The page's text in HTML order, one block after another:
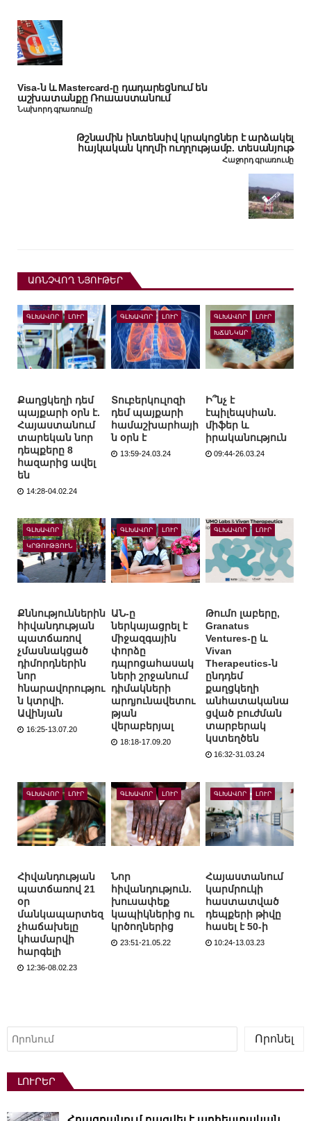
Visa-ն և Mastercard-ը դադարեցնում են
աշխատանքը Ռուսաստանում
Նախորդ գրառումը
Թշնամին ինտենսիվ կրակոցներ է արձակել
հայկական կողմի ուղղությամբ. տեսանյութ
Հաջորդ գրառումը
ԱՌՆՉՎՈՂ ՆՅՈՒԹԵՐ
ԳԼԽԱՎՈՐ ԼՈՒՐ
Քաղցկեղի դեմ
պայքարի օրն է.
Հայաստանում
տարեկան նոր
դեպքերը 8
հազարից ավել
են
14:28-04.02.24
ԳԼԽԱՎՈՐ ԼՈՒՐ
Տուբերկուլոզի
դեմ պայքարի
համաշխարհայի
ն օրն է
13:59-24.03.24
ԳԼԽԱՎՈՐ ԼՈՒՐ
ԽՃԱՆԿԱՐ
Ի՞նչ է
էպիլեպսիան.
միֆեր և
իրականություն
09:44-26.03.24
ԳԼԽԱՎՈՐ
ԿՐԹՈՒԹՅՈՒՆ
Քննություններին
հիվանդության
պատճառով
չմասնակցած
դիմորդներին
նոր
հնարավորությու
ն կտրվի.
Ավինյան
16:25-13.07.20
ԳԼԽԱՎՈՐ ԼՈՒՐ
ԱՆ-ը
ներկայացրել է
միջազգային
փորձը
դպրոցահասակ
ների շրջանում
դիմակների
արդյունավետու
թյան
վերաբերյալ
18:18-17.09.20
ԳԼԽԱՎՈՐ ԼՈՒՐ
Թումո լաբերը,
Granatus
Ventures-ը և
Vivan
Therapeutics-ն
ընդդեմ
քաղցկեղի
անհատականա
ցված բուժման
տարբերակ
կստեղծեն
16:32-31.03.24
ԳԼԽԱՎՈՐ ԼՈՒՐ
Հիվանդության
պատճառով 21
օր
մանկապարտեզ
չհաճախելը
կհամարվի
հարգելի
12:36-08.02.23
ԳԼԽԱՎՈՐ ԼՈՒՐ
Նոր
հիվանդություն.
խուսափեք
կապիկներից ու
կրծողներից
23:51-21.05.22
ԳԼԽԱՎՈՐ ԼՈՒՐ
Հայաստանում
կարմրուկի
հաստատված
դեպքերի թիվը
հասել է 50-ի
10:24-13.03.23
Որոնել
Որոնել
ԼՈՒՐԵՐ